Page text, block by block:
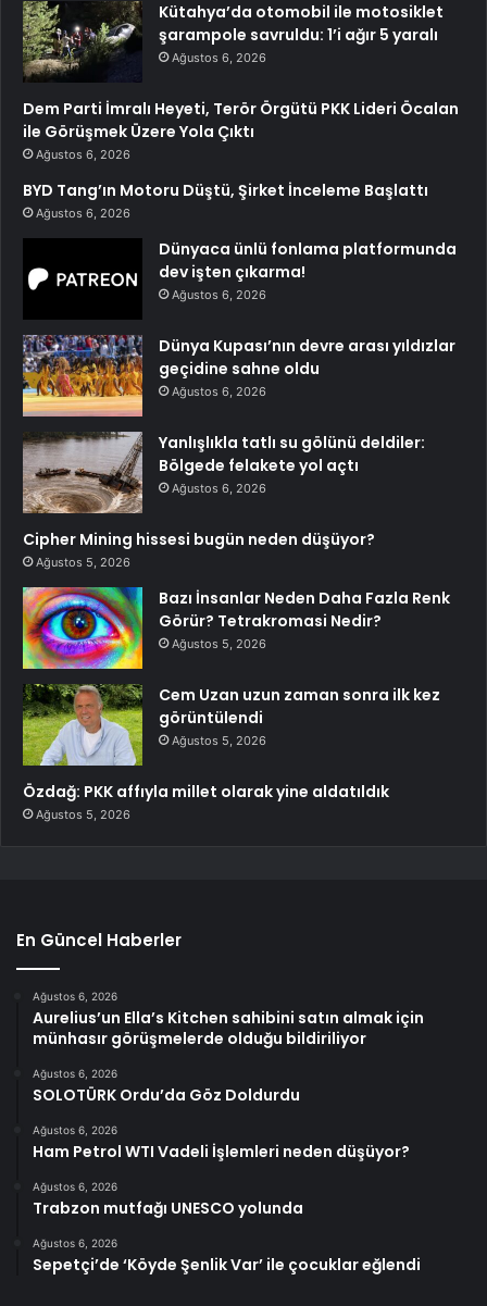
Kütahya’da otomobil ile motosiklet
şarampole savruldu: 1’i ağır 5 yaralı
Ağustos 6, 2026
Dem Parti İmralı Heyeti, Terör Örgütü PKK Lideri Öcalan
ile Görüşmek Üzere Yola Çıktı
Ağustos 6, 2026
BYD Tang’ın Motoru Düştü, Şirket İnceleme Başlattı
Ağustos 6, 2026
Dünyaca ünlü fonlama platformunda
dev işten çıkarma!
Ağustos 6, 2026
Dünya Kupası’nın devre arası yıldızlar
geçidine sahne oldu
Ağustos 6, 2026
Yanlışlıkla tatlı su gölünü deldiler:
Bölgede felakete yol açtı
Ağustos 6, 2026
Cipher Mining hissesi bugün neden düşüyor?
Ağustos 5, 2026
Bazı İnsanlar Neden Daha Fazla Renk
Görür? Tetrakromasi Nedir?
Ağustos 5, 2026
Cem Uzan uzun zaman sonra ilk kez
görüntülendi
Ağustos 5, 2026
Özdağ: PKK affıyla millet olarak yine aldatıldık
Ağustos 5, 2026
En Güncel Haberler
Ağustos 6, 2026
Aurelius’un Ella’s Kitchen sahibini satın almak için
münhasır görüşmelerde olduğu bildiriliyor
Ağustos 6, 2026
SOLOTÜRK Ordu’da Göz Doldurdu
Ağustos 6, 2026
Ham Petrol WTI Vadeli İşlemleri neden düşüyor?
Ağustos 6, 2026
Trabzon mutfağı UNESCO yolunda
Ağustos 6, 2026
Sepetçi’de ‘Köyde Şenlik Var’ ile çocuklar eğlendi